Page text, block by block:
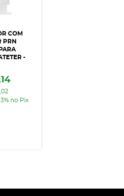
COM
PRN
-
3% no Pix